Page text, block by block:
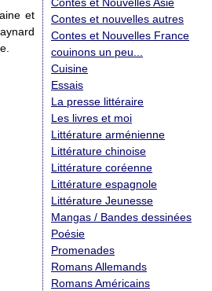
et
Contes et nouvelles autres
Contes et Nouvelles France
couinons un peu...
Cuisine
Essais
La presse littéraire
Les livres et moi
Littérature arménienne
Littérature chinoise
Littérature coréenne
Littérature espagnole
Littérature Jeunesse
Mangas / Bandes dessinées
Poésie
Promenades
Romans Allemands
Romans Américains